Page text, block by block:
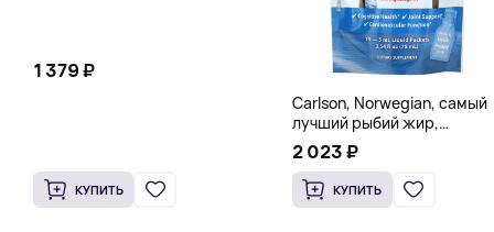
1 379 ₽
КУПИТЬ
Carlson, Norwegian, самый
лучший рыбий жир,
натуральный лимон, 15
пакетиков (5 мл) каждый
2 023 ₽
КУПИТЬ